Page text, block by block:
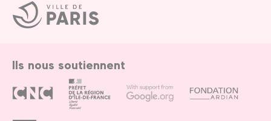
Ville
de
Paris
Ils nous soutiennent